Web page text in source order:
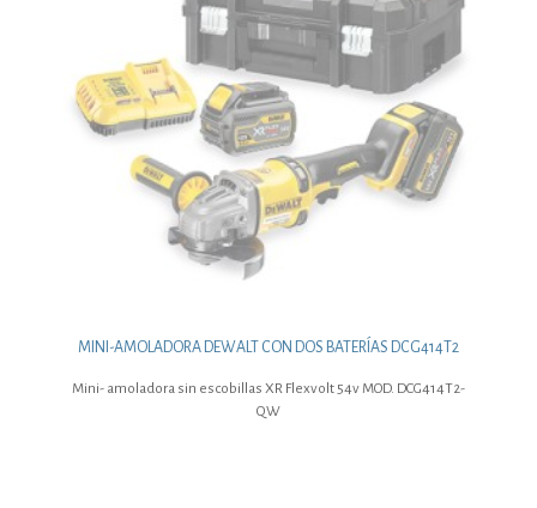
MINI-AMOLADORA DEWALT CON DOS BATERÍAS DCG414T2
Mini- amoladora sin escobillas XR Flexvolt 54v MOD. DCG414T2-
QW